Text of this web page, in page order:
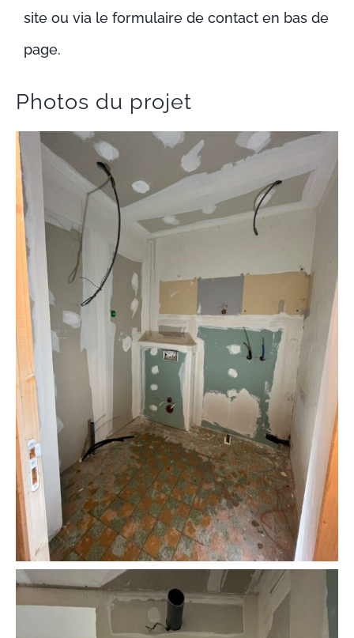
site ou via le formulaire de contact en bas de
page.
Photos du projet